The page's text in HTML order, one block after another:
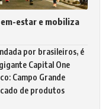
estar e mobiliza
por brasileiros, é
Capital One
Campo Grande
de produtos